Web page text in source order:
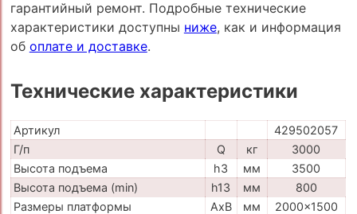
гарантийный ремонт. Подробные технические
характеристики доступны ниже, как и информация
об оплате и доставке.
Технические характеристики
Артикул
429502057
Г/п
Q кг
3000
Высота подъема
h3 мм
3500
Высота подъема (min)
h13 мм
800
Размеры платформы
AxB мм
2000x1500